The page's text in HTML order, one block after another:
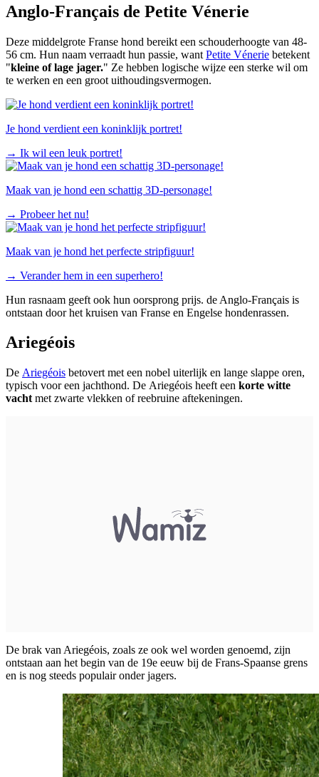
Anglo-Français de Petite Vénerie
Deze middelgrote Franse hond bereikt een schouderhoogte van 48-
56 cm. Hun naam verraadt hun passie, want Petite Vénerie betekent
"kleine of lage jager." Ze hebben logische wijze een sterke wil om
te werken en een groot uithoudingsvermogen.
Je hond verdient een koninklijk portret!
→ Ik wil een leuk portret!
Maak van je hond een schattig 3D-personage!
→ Probeer het nu!
Maak van je hond het perfecte stripfiguur!
→ Verander hem in een superhero!
Hun rasnaam geeft ook hun oorsprong prijs. de Anglo-Français is
ontstaan door het kruisen van Franse en Engelse hondenrassen.
Ariegéois
De Ariegéois betovert met een nobel uiterlijk en lange slappe oren,
typisch voor een jachthond. De Ariegéois heeft een korte witte
vacht met zwarte vlekken of reebruine aftekeningen.
De brak van Ariegéois, zoals ze ook wel worden genoemd, zijn
ontstaan aan het begin van de 19e eeuw bij de Frans-Spaanse grens
en is nog steeds populair onder jagers.